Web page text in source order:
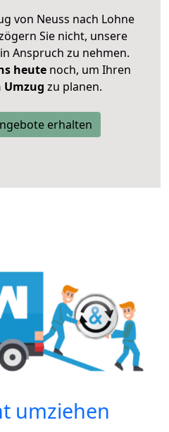
von Neuss nach Lohne
Sie nicht, unsere
Anspruch zu nehmen.
heutenoch, um Ihren
Umzug zu planen.
erhalten
umziehen